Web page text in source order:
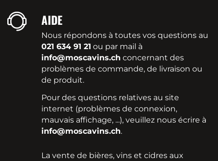
AIDE
Nous répondons à toutes vos questions au
021 634 91 21 ou par mail à
info@moscavins.ch concernant des
problèmes de commande, de livraison ou
de produit.
Pour des questions relatives au site
internet (problèmes de connexion,
mauvais affichage, ...), veuillez nous écrire à
info@moscavins.ch.
La vente de bières, vins et cidres aux